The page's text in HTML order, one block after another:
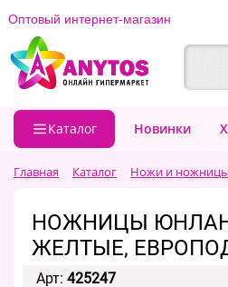
Оптовый интернет-магазин
Каталог Новинки
Главная Каталог Ножи и ножницы
НОЖНИЦЫ
ЖЕЛТЫЕ,
Арт: 425247